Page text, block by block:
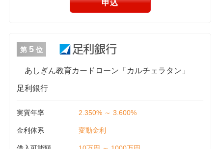
申込
第 5 位
あしぎん教育カードローン「カルチェラタン」
足利銀行
実質年率 2.350% ～ 3.600%
金利体系 変動金利